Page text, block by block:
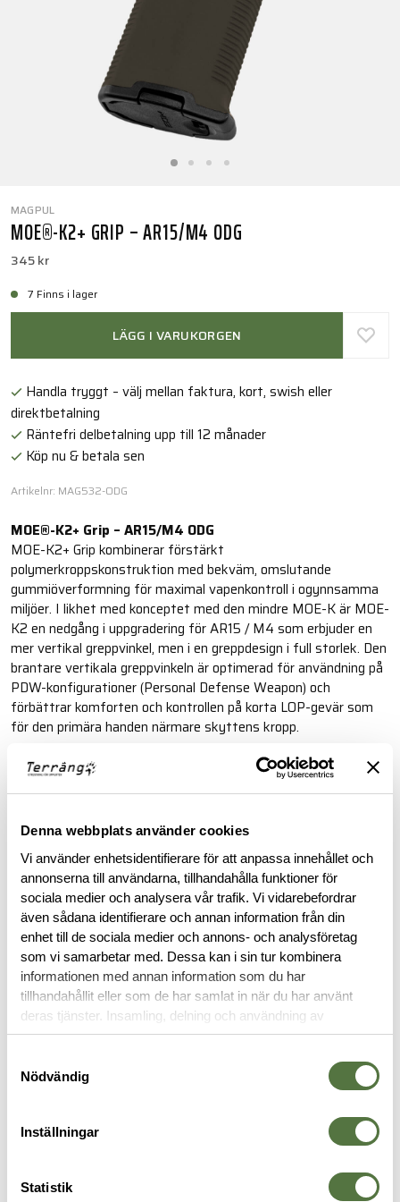
Denna webbplats använder cookies
Vi använder enhetsidentifierare för att anpassa innehållet och
annonserna till användarna, tillhandahålla funktioner för
sociala medier och analysera vår trafik. Vi vidarebefordrar
även sådana identifierare och annan information från din
enhet till de sociala medier och annons- och analysföretag
som vi samarbetar med. Dessa kan i sin tur kombinera
informationen med annan information som du har
tillhandahållit eller som de har samlat in när du har använt
deras tjänster. Insamling, delning och användning av
personuppgifter kan användas för personalisering av
Nödvändig
Inställningar
Statistik
MAGPUL
MOE®-K2+ GRIP – AR15/M4 ODG
345 kr
7 Finns i lager
LÄGG I VARUKORGEN
Handla tryggt – välj mellan faktura, kort, swish eller
direktbetalning
Räntefri delbetalning upp till 12 månader
Köp nu & betala sen
Artikelnr: MAG532-ODG
MOE®-K2+ Grip – AR15/M4 ODG
MOE-K2+ Grip kombinerar förstärkt
polymerkroppskonstruktion med bekväm, omslutande
gummiöverformning för maximal vapenkontroll i ogynnsamma
miljöer. I likhet med konceptet med den mindre MOE-K är MOE-
K2 en nedgång i uppgradering för AR15 / M4 som erbjuder en
mer vertikal greppvinkel, men i en greppdesign i full storlek. Den
brantare vertikala greppvinkeln är optimerad för användning på
PDW-konfigurationer (Personal Defense Weapon) och
förbättrar komforten och kontrollen på korta LOP-gevär som
för den primära handen närmare skyttens kropp.
Läs mer
BESKRIVNING
RECENSIONER
OM VARUMÄRKET
VAPENGREPP